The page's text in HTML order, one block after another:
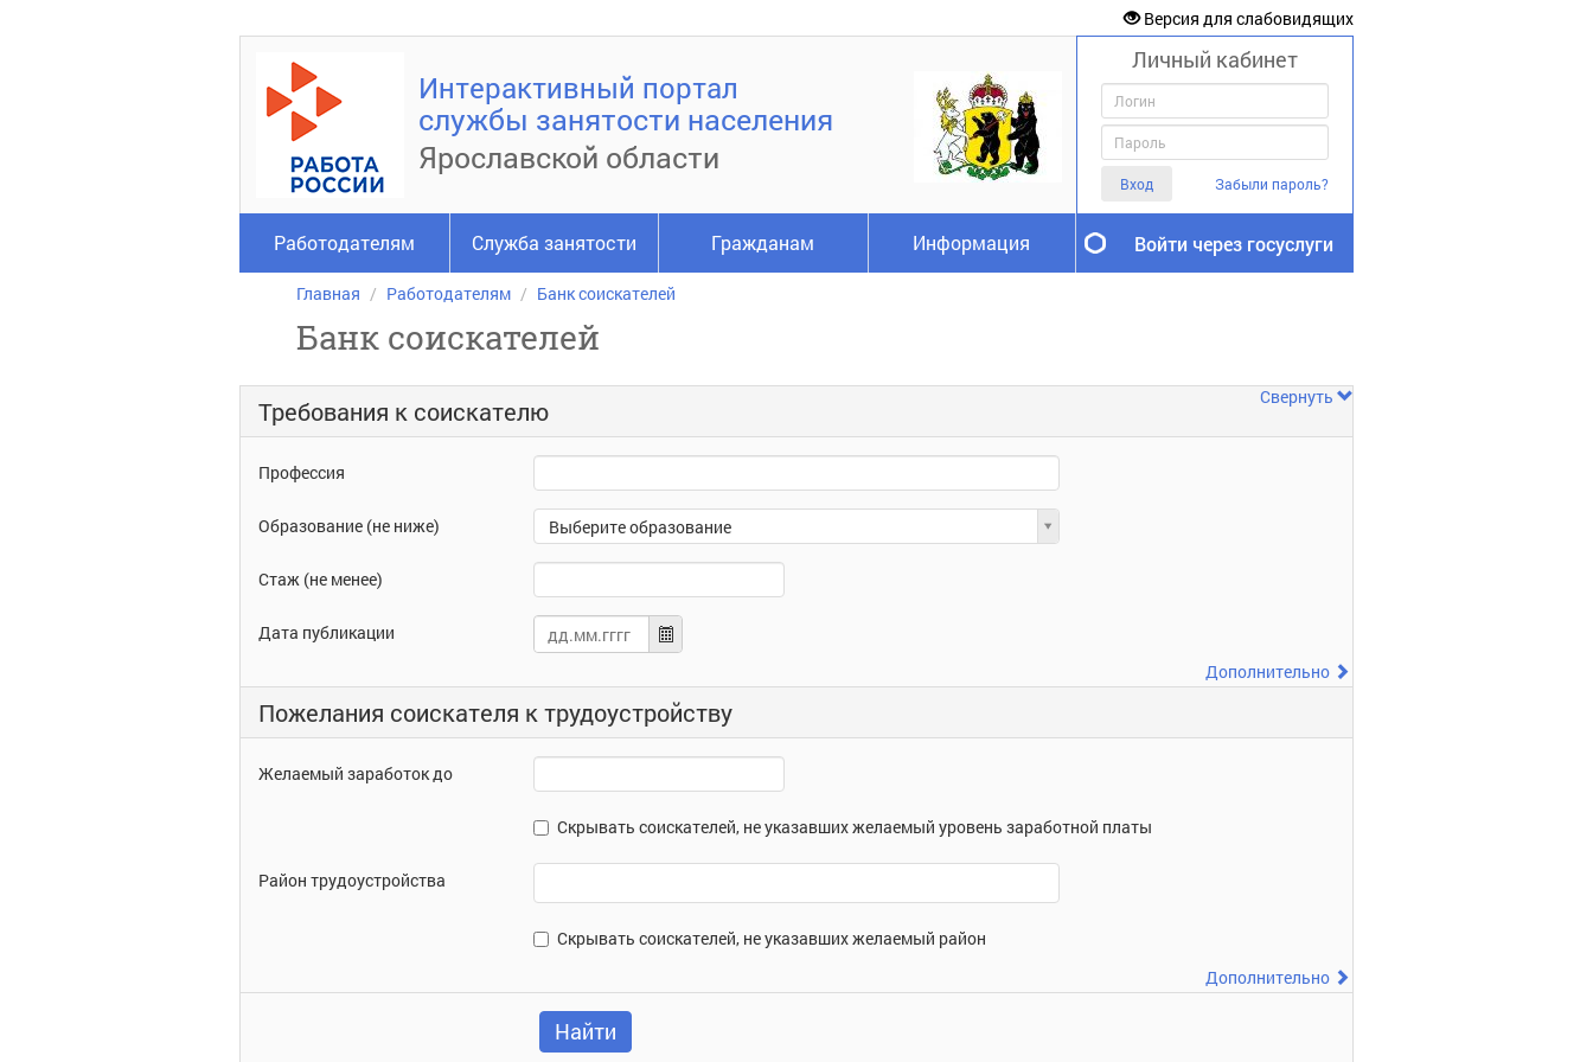
Версия для слабовидящих
Интерактивный портал
службы занятости населения
Ярославской области
Работодателям Служба занятости Гражданам Информация
Личный кабинет
Вход Забыли пароль?
Войти через госуслуги
Главная Работодателям Банк соискателей
Банк соискателей
Свернуть
Требования к соискателю
Профессия
Образование (не ниже) Выберите образование
Образование
(не
ниже)
Стаж (не менее)
Дата публикации
Дополнительно
Пожелания соискателя к трудоустройству
Желаемый заработок до
Скрывать соискателей, не указавших желаемый уровень заработной платы
Район трудоустройства
Скрывать соискателей, не указавших желаемый район
Дополнительно
Найти